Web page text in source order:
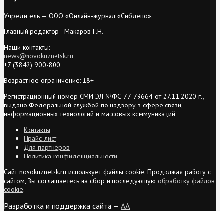
Учредитель — ООО «Онлайн-журнал «Сибдепо».
Главный редактор - Макаров Г.Н.
Наши контакты:
news@novokuznetsk.ru
+7 (3842) 900-800
Возрастное ограничение: 18+
Регистрационный номер СМИ ЭЛ №ФС 77-79664 от 27.11.2020 г.,
выдано Федеральной службой по надзору в сфере связи,
информационных технологий и массовых коммуникаций
Контакты
Прайс-лист
Для партнеров
Политика конфиденциальности
Сайт novokuznetsk.ru использует файлы cookie. Продолжая работу с
сайтом, Вы соглашаетесь на сбор и последующую обработку файлов
cookie.
Разработка и поддержка сайта — AA